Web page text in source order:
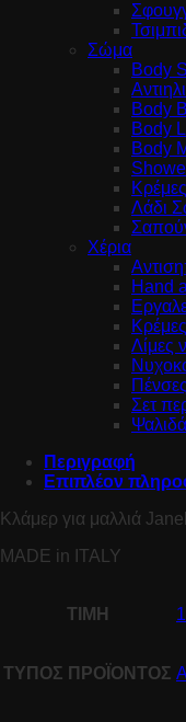
Σώμα
Body
Body
Body
Body
Λάδι
Χέρια
Hand
Λίμες
Σετ
Περιγραφή
Επιπλέον
Κλάμερ για μαλλιά
MADE in ITALY
ΤΙΜΗ
ΤΥΠΟΣ ΠΡΟΪΟΝΤΟΣ